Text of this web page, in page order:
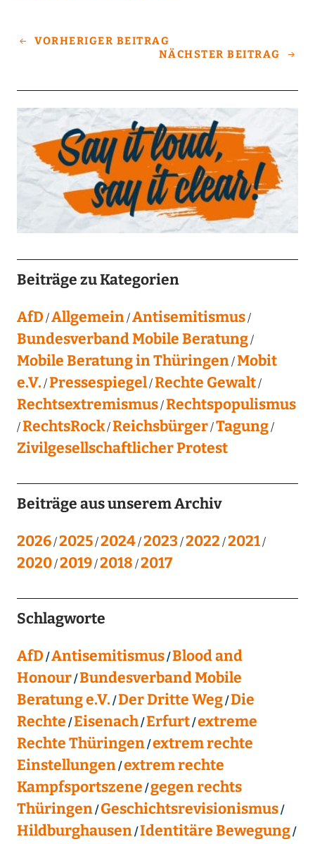
VORHERIGER BEITRAG
NÄCHSTER BEITRAG
Beiträge zu Kategorien
AfD Allgemein Antisemitismus
Bundesverband Mobile Beratung
Mobile Beratung in Thüringen Mobit
e.V. Pressespiegel Rechte Gewalt
Rechtsextremismus Rechtspopulismus
RechtsRock Reichsbürger Tagung
Zivilgesellschaftlicher Protest
Beiträge aus unserem Archiv
2026 2025 2024 2023 2022 2021
2020 2019 2018 2017
Schlagworte
AfD Antisemitismus Blood and
Honour Bundesverband Mobile
Beratung e.V. Der Dritte Weg Die
Rechte Eisenach Erfurt extreme
Rechte Thüringen extrem rechte
Einstellungen extrem rechte
Kampfsportszene gegen rechts
Thüringen Geschichtsrevisionismus
Hildburghausen Identitäre Bewegung